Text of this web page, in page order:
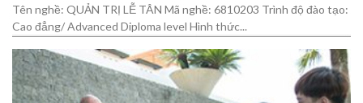
Tên nghề: QUẢN TRỊ LỄ TÂN Mã nghề: 6810203 Trình độ đào tạo:
Cao đẳng/ Advanced Diploma level Hình thức...